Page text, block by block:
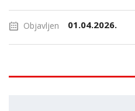
Objavljen 01.04.2026.